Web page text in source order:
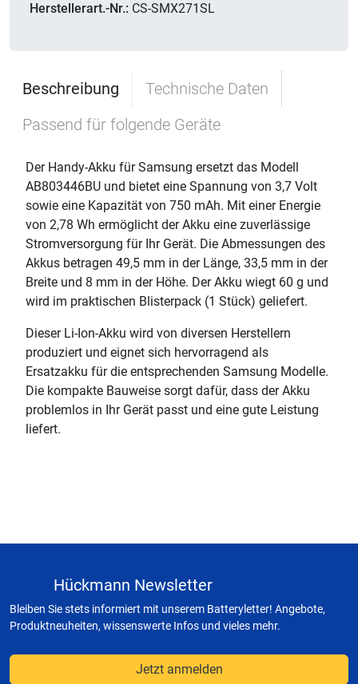
Herstellerart.-Nr.: CS-SMX271SL
Beschreibung
Technische Daten
Passend für folgende Geräte
Der Handy-Akku für Samsung ersetzt das Modell
AB803446BU und bietet eine Spannung von 3,7 Volt
sowie eine Kapazität von 750 mAh. Mit einer Energie
von 2,78 Wh ermöglicht der Akku eine zuverlässige
Stromversorgung für Ihr Gerät. Die Abmessungen des
Akkus betragen 49,5 mm in der Länge, 33,5 mm in der
Breite und 8 mm in der Höhe. Der Akku wiegt 60 g und
wird im praktischen Blisterpack (1 Stück) geliefert.
Dieser Li-Ion-Akku wird von diversen Herstellern
produziert und eignet sich hervorragend als
Ersatzakku für die entsprechenden Samsung Modelle.
Die kompakte Bauweise sorgt dafür, dass der Akku
problemlos in Ihr Gerät passt und eine gute Leistung
liefert.
Hückmann Newsletter
Bleiben Sie stets informiert mit unserem Batteryletter! Angebote,
Produktneuheiten, wissenswerte Infos und vieles mehr.
Jetzt anmelden